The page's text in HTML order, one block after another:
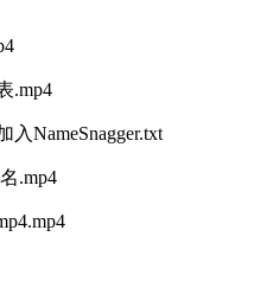
.mp4
入NameSnagger.txt
.mp4